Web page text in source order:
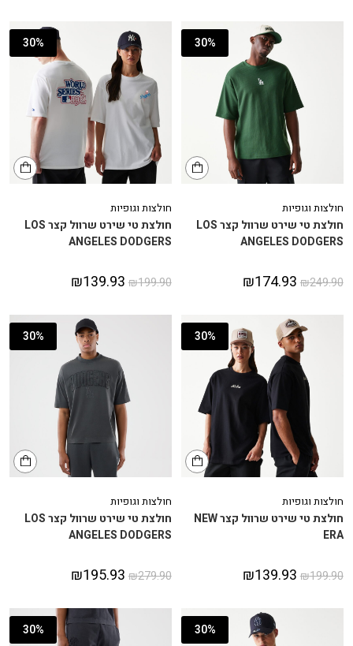
30%
חולצות וגופיות
חולצת טי שירט שרוול קצר LOS
ANGELES DODGERS
₪249.90
₪174.93
30%
חולצות וגופיות
חולצת טי שירט שרוול קצר LOS
ANGELES DODGERS
₪199.90
₪139.93
30%
חולצות וגופיות
חולצת טי שירט שרוול קצר NEW
ERA
₪199.90
₪139.93
30%
חולצות וגופיות
חולצת טי שירט שרוול קצר LOS
ANGELES DODGERS
₪279.90
₪195.93
30%
30%